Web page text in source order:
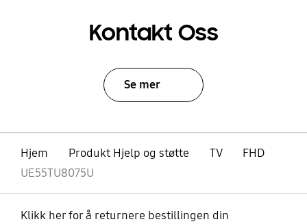
Kontakt Oss
Se mer
Hjem Produkt Hjelp og støtte TV
FHD
UE55TU8075U
Klikk her for å returnere bestillingen din